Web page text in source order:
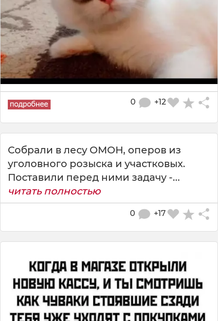
+12
0
Собрали в лесу ОМОН, оперов из
уголовного розыска и участковых.
Поставили перед ними задачу -...
читать полностью
+17
0